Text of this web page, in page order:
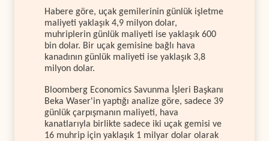
Habere göre, uçak gemilerinin günlük işletme
maliyeti yaklaşık 4,9 milyon dolar,
muhriplerin günlük maliyeti ise yaklaşık 600
bin dolar. Bir uçak gemisine bağlı hava
kanadının günlük maliyeti ise yaklaşık 3,8
milyon dolar.
Bloomberg Economics Savunma İşleri Başkanı
Beka Waser'in yaptığı analize göre, sadece 39
günlük çarpışmanın maliyeti, hava
kanatlarıyla birlikte sadece iki uçak gemisi ve
16 muhrip için yaklaşık 1 milyar dolar olarak